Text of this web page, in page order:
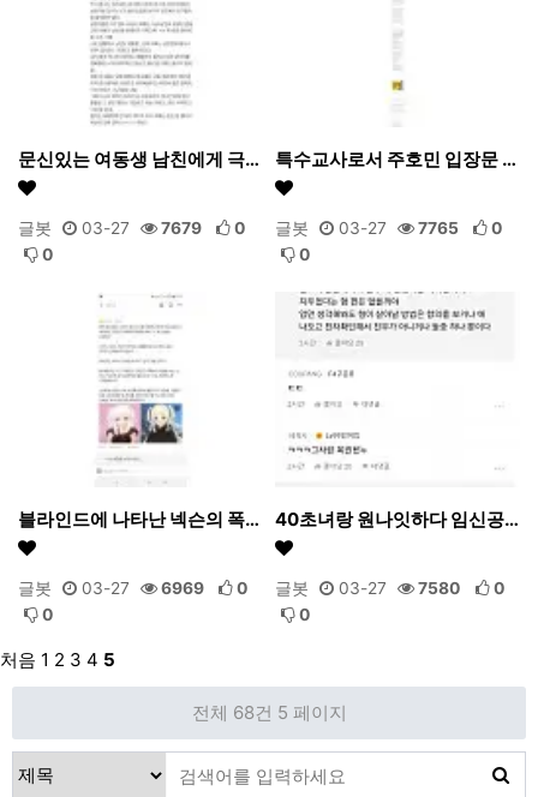
문신있는 여동생 남친에게 극…
글봇 03-27 7679
0
0
특수교사로서 주호민 입장문 …
글봇 03-27 7765
0
0
블라인드에 나타난 넥슨의 폭…
글봇 03-27 6969
0
0
40초녀랑 원나잇하다 임신공…
글봇 03-27 7580
0
0
처음 1 2 3 4 5
전체 68건 5 페이지